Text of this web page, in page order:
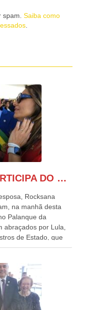
spam. Saiba como
.
GONZAGA PATRIOTA PARTICIPA DO DESFILE DA INDEPENDÊNCIA NO PALANQUE DA PRESIDÊNCIA DA REPÚBLICA E É ABRAÇADO POR LULA E POR GERALDO ALCKMIN.
Rocksana
na manhã desta
Palanque da
abraçados por Lula,
de Estado, que
da
disse ter sido
de todos. “Há
participo
na